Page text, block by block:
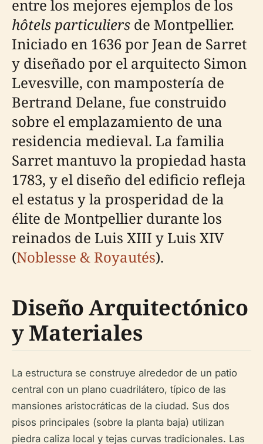
entre los mejores ejemplos de los
hôtels particuliers de Montpellier.
Iniciado en 1636 por Jean de Sarret
y diseñado por el arquitecto Simon
Levesville, con mampostería de
Bertrand Delane, fue construido
sobre el emplazamiento de una
residencia medieval. La familia
Sarret mantuvo la propiedad hasta
1783, y el diseño del edificio refleja
el estatus y la prosperidad de la
élite de Montpellier durante los
reinados de Luis XIII y Luis XIV
(Noblesse & Royautés).
Diseño Arquitectónico
y Materiales
La estructura se construye alrededor de un patio
central con un plano cuadrilátero, típico de las
mansiones aristocráticas de la ciudad. Sus dos
pisos principales (sobre la planta baja) utilizan
piedra caliza local y tejas curvas tradicionales. Las